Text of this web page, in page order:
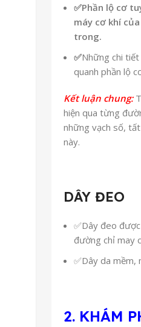
✅Phần lộ cơ
máy cơ khí
trong.
✅Những chi
quanh phần lộ
Kết luận chung:
hiện qua từng
những vạch số,
này.
DÂY ĐEO
✅Dây đeo
đường chỉ may
✅Dây da
2. KHÁM